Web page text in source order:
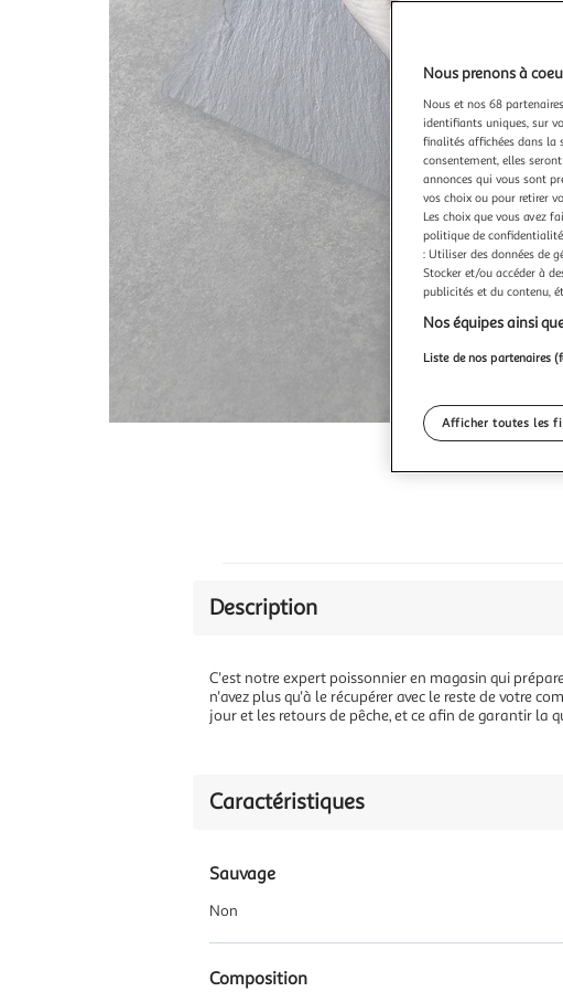
Description
C'est notre expert poissonnier en magasin qui
n'avez plus qu'à le récupérer avec le reste de votre
jour et les retours de pêche, et ce afin de garantir la
Caractéristiques
Sauvage
Non
Composition
Nous prenons à
Nous et nos 68
identifiants uniques, sur
finalités affichées dans la
consentement, elles
annonces qui vous sont
vos choix ou pour retirer
Les choix que vous avez
politique de
: Utiliser des données de
Stocker et/ou accéder à
publicités et du contenu,
Nos équipes ainsi
Liste de nos partenaires
Afficher toutes les